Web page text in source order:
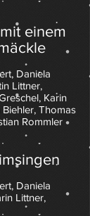
einem
Daniela
Littner,
Karin
Thomas
Rommler
Daniela
Littner,